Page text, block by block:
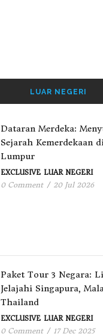
LUAR NEGERI
Dataran Merdeka:
Sejarah Kemerdekaan
Lumpur
EXCLUSIVE LUAR NEGERI
0 Comment / 20 Jul 2026
Paket Tour 3 Negara:
Jelajahi Singapura,
Thailand
EXCLUSIVE LUAR NEGERI
0 Comment / 17 Dec 2025